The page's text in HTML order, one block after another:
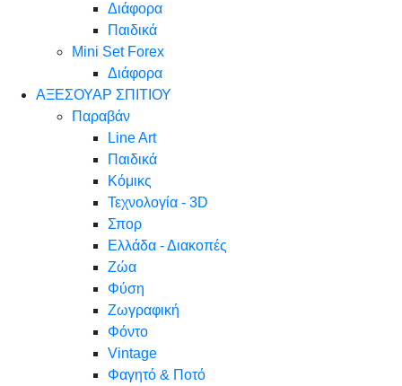
Διάφορα
Παιδικά
Mini Set Forex
Διάφορα
ΑΞΕΣΟΥΑΡ ΣΠΙΤΙΟΥ
Παραβάν
Line Art
Παιδικά
Κόμικς
Τεχνολογία - 3D
Σπορ
Ελλάδα - Διακοπές
Ζώα
Φύση
Ζωγραφική
Φόντο
Vintage
Φαγητό & Ποτό